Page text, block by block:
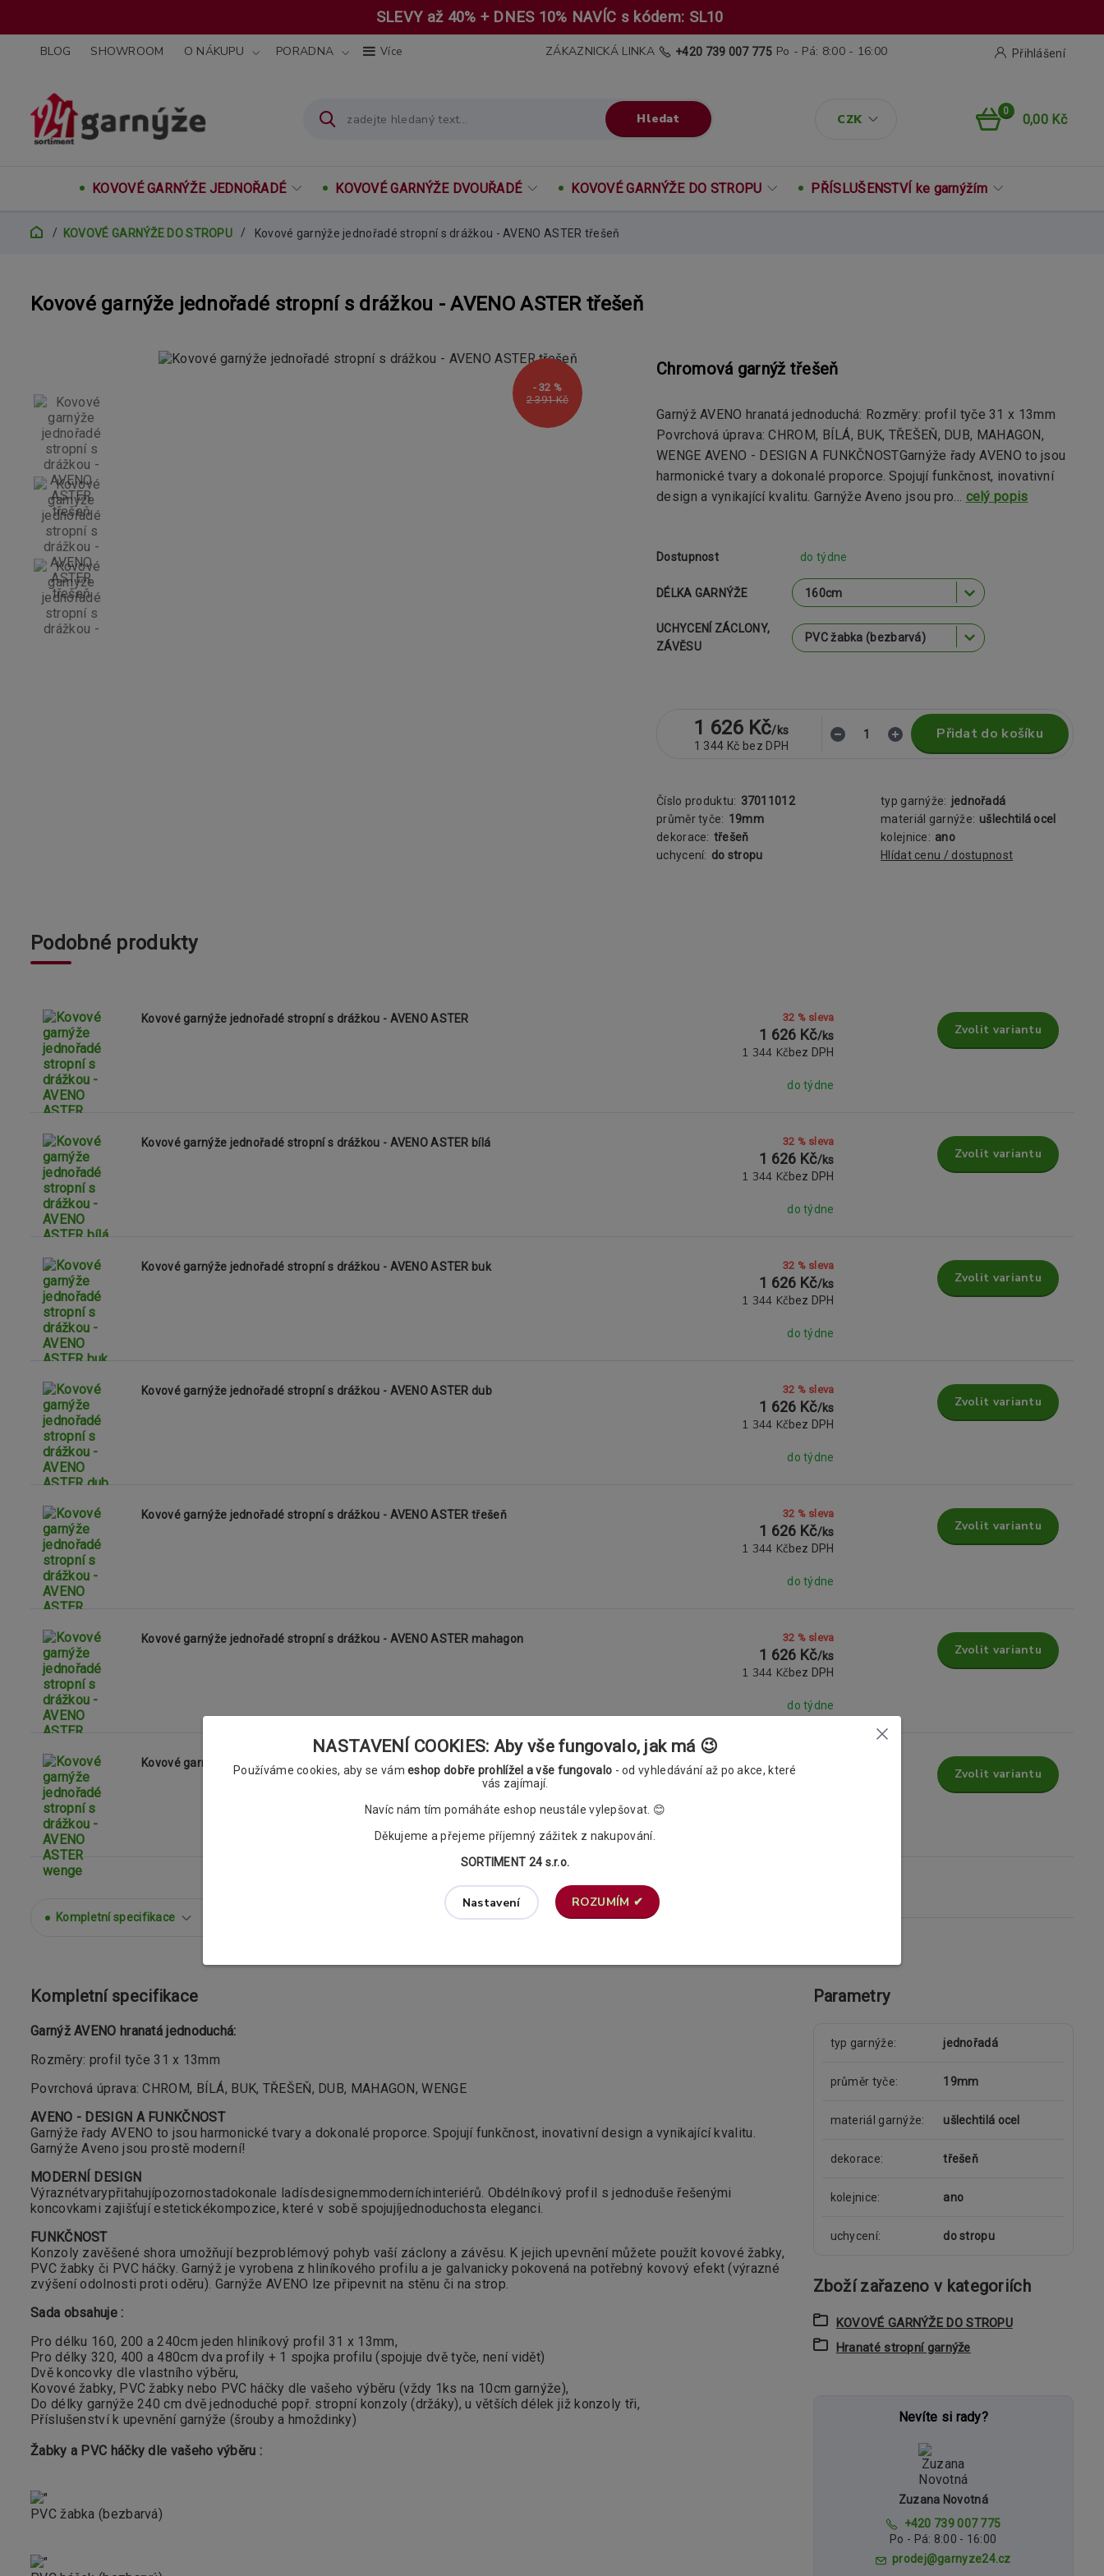
SLEVY až 40% + DNES 10% NAVÍC s kódem: SL10
BLOG SHOWROOM O NÁKUPU PORADNA Více
CZK
Přihlášení
Hledat
ZÁKAZNICKÁ LINKA +420 739 007 775 Po - Pá: 8:00 - 16:00
0
0,00 Kč
KOVOVÉ GARNÝŽE JEDNOŘADÉ KOVOVÉ GARNÝŽE DVOUŘADÉ KOVOVÉ GARNÝŽE DO STROPU PŘÍSLUŠENSTVÍ ke garnýžím
KOVOVÉ GARNÝŽE DO STROPU Kovové garnýže jednořadé stropní s drážkou - AVENO ASTER třešeň
Kovové garnýže jednořadé stropní s drážkou - AVENO ASTER třešeň
2 391 Kč
- 32 %
Chromová garnýž třešeň
Garnýž AVENO hranatá jednoduchá: Rozměry: profil tyče 31 x 13mm
Povrchová úprava: CHROM, BÍLÁ, BUK, TŘEŠEŇ, DUB, MAHAGON,
WENGE AVENO - DESIGN A FUNKČNOSTGarnýže řady AVENO to jsou
harmonické tvary a dokonalé proporce. Spojují funkčnost, inovativní
design a vynikající kvalitu. Garnýže Aveno jsou pro... celý popis
Dostupnost do týdne
DÉLKA GARNÝŽE
UCHYCENÍ ZÁCLONY,
ZÁVĚSU
1 626 Kč/ks
1 344 Kč bez DPH
Přidat do košíku
Číslo produktu: 37011012 typ garnýže: jednořadá
průměr tyče: 19mm materiál garnýže: ušlechtilá ocel
dekorace: třešeň kolejnice: ano
uchycení: do stropu Hlídat cenu / dostupnost
Podobné produkty
Kovové garnýže jednořadé stropní s drážkou - AVENO ASTER 32 % sleva
1 626 Kč/ks
1 344 Kčbez DPH
do týdne
Zvolit variantu
Kovové garnýže jednořadé stropní s drážkou - AVENO ASTER bílá 32 % sleva
1 626 Kč/ks
1 344 Kčbez DPH
do týdne
Zvolit variantu
Kovové garnýže jednořadé stropní s drážkou - AVENO ASTER buk 32 % sleva
1 626 Kč/ks
1 344 Kčbez DPH
do týdne
Zvolit variantu
Kovové garnýže jednořadé stropní s drážkou - AVENO ASTER dub 32 % sleva
1 626 Kč/ks
1 344 Kčbez DPH
do týdne
Zvolit variantu
Kovové garnýže jednořadé stropní s drážkou - AVENO ASTER třešeň 32 % sleva
1 626 Kč/ks
1 344 Kčbez DPH
do týdne
Zvolit variantu
Kovové garnýže jednořadé stropní s drážkou - AVENO ASTER mahagon 32 % sleva
1 626 Kč/ks
1 344 Kčbez DPH
do týdne
Zvolit variantu
Kovové garnýže jednořadé stropní s drážkou - AVENO ASTER wenge
1 626 Kč Zvolit variantu
Kompletní specifikace
Kompletní specifikace
Garnýž AVENO hranatá jednoduchá:
Rozměry: profil tyče 31 x 13mm
Povrchová úprava: CHROM, BÍLÁ, BUK, TŘEŠEŇ, DUB, MAHAGON, WENGE
AVENO - DESIGN A FUNKČNOST
Garnýže řady AVENO to jsou harmonické tvary a dokonalé proporce. Spojují funkčnost, inovativní design a vynikající kvalitu.
Garnýže Aveno jsou prostě moderní!
MODERNÍ DESIGN
Výraznétvarypřitahujípozornostadokonale ladísdesignemmoderníchinteriérů. Obdélníkový profil s jednoduše řešenými
koncovkami zajišťujíestetickékompozice, kterév sobě spojujíjednoduchosta eleganci.
FUNKČNOST
Konzoly zavěšené shora umožňují bezproblémový pohyb vaší záclony a závěsu. K jejich upevnění můžete použít kovové žabky,
PVC žabky či PVC háčky. Garnýž je vyrobena z hliníkového profilu a je galvanicky pokovená na potřebný kovový efekt (výrazné
zvýšení odolnosti proti oděru). Garnýže AVENO lze připevnit na stěnu či na strop.
Sada obsahuje :
Pro délku 160, 200 a 240cm jeden hliníkový profil 31 x 13mm,
Pro délky 320, 400 a 480cm dva profily + 1 spojka profilu (spojuje dvě tyče, není vidět)
Dvě koncovky dle vlastního výběru,
Kovové žabky, PVC žabky nebo PVC háčky dle vašeho výběru (vždy 1ks na 10cm garnýže),
Do délky garnýže 240 cm dvě jednoduché popř. stropní konzoly (držáky), u větších délek již konzoly tři,
Příslušenství k upevnění garnýže (šrouby a hmoždinky)
Žabky a PVC háčky dle vašeho výběru :
PVC žabka (bezbarvá)
Parametry
typ garnýže jednořadá
průměr tyče 19mm
materiál garnýže ušlechtilá ocel
dekorace třešeň
kolejnice ano
uchycení do stropu
Zboží zařazeno v kategoriích
KOVOVÉ GARNÝŽE DO STROPU
Hranaté stropní garnýže
Nevíte si rady?
Zuzana Novotná
+420 739 007 775
Po - Pá: 8:00 - 16:00
prodej@garnyze24.cz
NASTAVENÍ COOKIES: Aby vše fungovalo, jak má 😉
Používáme cookies, aby se vámeshop dobře prohlížel a vše fungovalo - od vyhledávání až po akce, které
vás zajímají.
Navíc nám tím pomáháte eshop neustále vylepšovat. 😊
Děkujeme a přejeme příjemný zážitek z nakupování.
SORTIMENT 24 s.r.o.
Nastavení ROZUMÍM ✔